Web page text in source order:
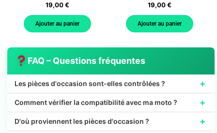
19,00€
Ajouter au panier
19,00€
Ajouter au panier
FAQ – Questions fréquentes
Les pièces d'occasion sont-elles contrôlées ? +
Comment vérifier la compatibilité avec ma moto ? +
D'où proviennent les pièces d'occasion ? +